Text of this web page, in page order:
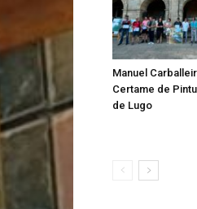
Manuel
Certame de
de Lugo